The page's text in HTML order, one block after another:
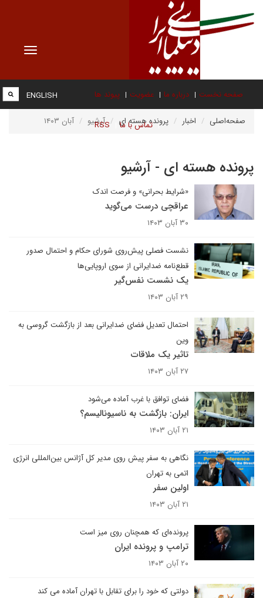
Toggle
صفحه نخست درباره ما عضویت پیوند ها
تماس با ما RSS
ENGLISH
صفحه‌اصلی اخبار پرونده هسته ای آرشیو آبان ۱۴۰۳
پرونده هسته ای - آرشیو
«شرایط بحرانی» و فرصت اندک
عراقچی درست می‌گوید
۳۰ آبان ۱۴۰۳
نشست فصلی پیش‌روی شورای حکام و احتمال صدور
قطع‌نامه ضدایرانی از سوی اروپایی‌ها
یک نشست نفس‌گیر
۲۹ آبان ۱۴۰۳
احتمال تعدیل فضای ضدایرانی بعد از بازگشت گروسی به
وین
تاثیر یک ملاقات
۲۷ آبان ۱۴۰۳
فضای توافق با غرب آماده می‌شود
ایران: بازگشت به ناسیونالیسم؟
۲۱ آبان ۱۴۰۳
نگاهی به سفر پیش روی مدیر کل آژانس بین‌المللی انرژی
اتمی به تهران
اولین سفر
۲۱ آبان ۱۴۰۳
پرونده‌ای که همچنان روی میز است
ترامپ و پرونده ایران
۲۰ آبان ۱۴۰۳
دولتی که خود را برای تقابل با تهران آماده می کند